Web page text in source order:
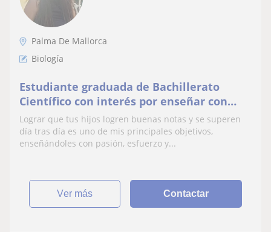
Palma De Mallorca
Biología
Estudiante graduada de Bachillerato
Científico con interés por enseñar con
pasión y paciencia.
Lograr que tus hijos logren buenas notas y se superen
día tras día es uno de mis principales objetivos,
enseñándoles con pasión, esfuerzo y...
ver más Contactar